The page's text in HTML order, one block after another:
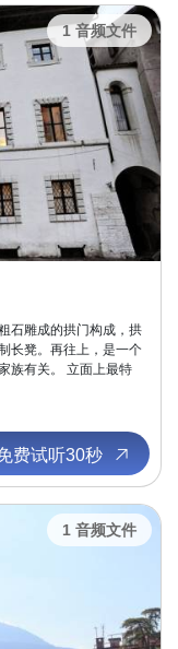
1 音频文件
石雕成的拱门构成，拱
长凳。再往上，是一个
族有关。 立面上最特
费试听30秒
1 音频文件